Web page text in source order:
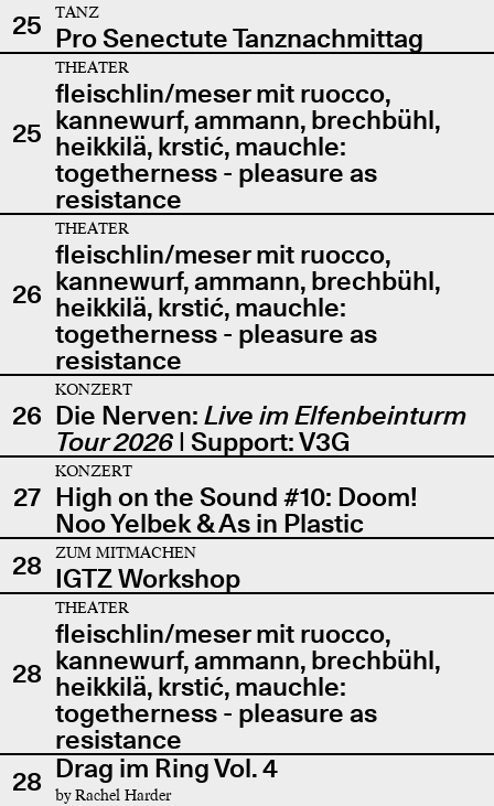
25
TANZ
Pro Senectute Tanznachmittag
25
THEATER
fleischlin/meser mit ruocco,
kannewurf, ammann, brechbühl,
heikkilä, krstić, mauchle:
togetherness - pleasure as
resistance
26
THEATER
fleischlin/meser mit ruocco,
kannewurf, ammann, brechbühl,
heikkilä, krstić, mauchle:
togetherness - pleasure as
resistance
26
KONZERT
Die Nerven: Live im Elfenbeinturm
Tour 2026| Support: V3G
27
KONZERT
High on the Sound #10: Doom!
Noo Yelbek & As in Plastic
28
ZUM MITMACHEN
IGTZ Workshop
28
THEATER
fleischlin/meser mit ruocco,
kannewurf, ammann, brechbühl,
heikkilä, krstić, mauchle:
togetherness - pleasure as
resistance
28 Drag im Ring Vol. 4
by Rachel Harder